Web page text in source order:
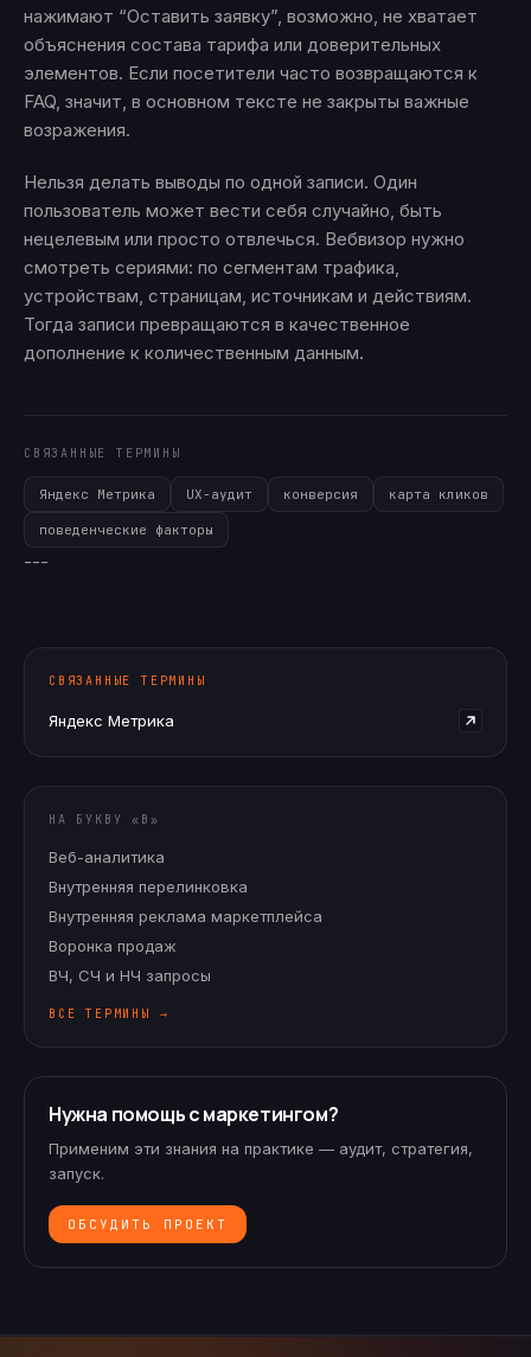
нажимают “Оставить заявку”, возможно, не хватает
объяснения состава тарифа или доверительных
элементов. Если посетители часто возвращаются к
FAQ, значит, в основном тексте не закрыты важные
возражения.
Нельзя делать выводы по одной записи. Один
пользователь может вести себя случайно, быть
нецелевым или просто отвлечься. Вебвизор нужно
смотреть сериями: по сегментам трафика,
устройствам, страницам, источникам и действиям.
Тогда записи превращаются в качественное
дополнение к количественным данным.
СВЯЗАННЫЕ ТЕРМИНЫ
Яндекс Метрика UX-аудит конверсия карта кликов
поведенческие факторы
---
СВЯЗАННЫЕ ТЕРМИНЫ
Яндекс Метрика
НА БУКВУ « В »
Веб-аналитика
Внутренняя перелинковка
Внутренняя реклама маркетплейса
Воронка продаж
ВЧ, СЧ и НЧ запросы
ВСЕ ТЕРМИНЫ →
Нужна помощь с маркетингом?
Применим эти знания на практике — аудит, стратегия,
запуск.
ОБСУДИТЬ ПРОЕКТ